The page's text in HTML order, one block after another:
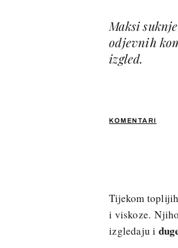
KOMENTARI
Maksi
odjevnih
izgled.
Tijekom
i viskoze.
izgledaju i